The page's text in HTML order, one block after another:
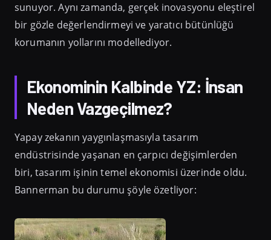
sunuyor. Aynı zamanda, gerçek inovasyonu eleştirel
bir gözle değerlendirmeyi ve yaratıcı bütünlüğü
korumanın yollarını modellediyor.
Ekonominin Kalbinde YZ: İnsan
Neden Vazgeçilmez?
Yapay zekanın yaygınlaşmasıyla tasarım
endüstrisinde yaşanan en çarpıcı değişimlerden
biri, tasarım işinin temel ekonomisi üzerinde oldu.
Bannerman bu durumu şöyle özetliyor: